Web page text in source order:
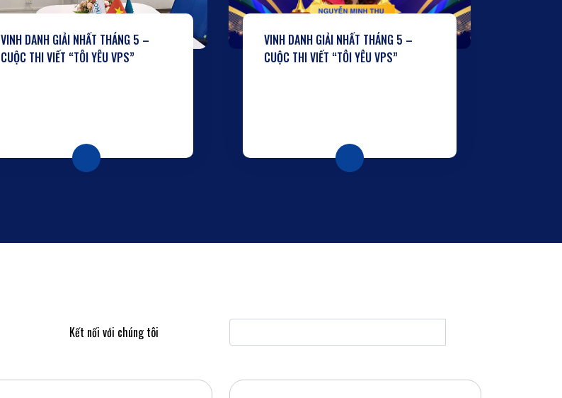
VINH DANH GIẢI NHẤT THÁNG 5 –
CUỘC THI VIẾT “TÔI YÊU VPS”
VINH DANH GIẢI NHẤT THÁNG 5 –
CUỘC THI VIẾT “TÔI YÊU VPS”
Kết nối với chúng tôi